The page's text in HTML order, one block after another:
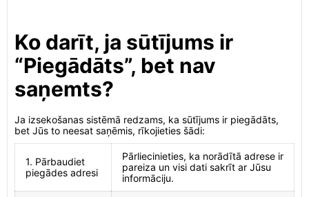
Ko darīt, ja sūtījums ir
“Piegādāts”, bet nav
saņemts?
Ja izsekošanas sistēmā redzams, ka sūtījums ir piegādāts,
bet Jūs to neesat saņēmis, rīkojieties šādi:
1. Pārbaudiet
piegādes adresi
Pārliecinieties, ka norādītā adrese ir
pareiza un visi dati sakrīt ar Jūsu
informāciju.